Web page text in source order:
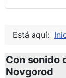
Está aquí:
Con sonido
Novgorod